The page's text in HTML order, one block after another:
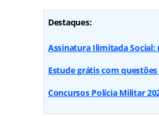
Destaques:
Assinatura Ilimitada Social:
Estude grátis com
Concursos Polícia Militar